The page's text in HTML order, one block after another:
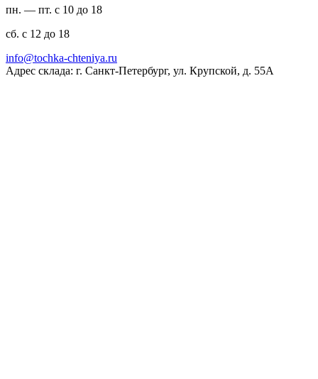
пн. — пт. с 10 до 18
сб. с 12 до 18
ur.ayinethc-akhcot@ofni
Адрес склада: г. Санкт-Петербург, ул. Крупской, д. 55А